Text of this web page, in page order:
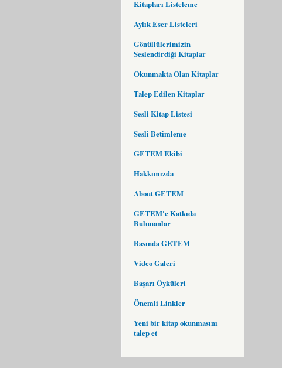
Kitapları Listeleme
Aylık Eser Listeleri
Gönüllülerimizin
Seslendirdiği Kitaplar
Okunmakta Olan Kitaplar
Talep Edilen Kitaplar
Sesli Kitap Listesi
Sesli Betimleme
GETEM Ekibi
Hakkımızda
About GETEM
GETEM'e Katkıda
Bulunanlar
Basında GETEM
Video Galeri
Başarı Öyküleri
Önemli Linkler
Yeni bir kitap okunmasını
talep et